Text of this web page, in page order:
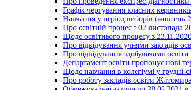
Графік чергування класних
Навчання у період виборів (жовтень
Про освітній процес з 02 листопада
Щодо освітнього процесу з 23.11.2020
Про відвідування учнями закладів
Про відвідування здобувачами освіти
Департамент освіти пропонує нові
Щодо навчання в колегіумі у грудні-
Про роботу закладів освіти